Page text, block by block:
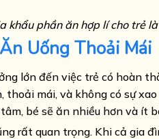
khẩu phần ăn hợp lí cho trẻ
Uống Thoải Mái
lớn đến việc trẻ có hoàn
thoải mái, và không có sự
bé sẽ ăn nhiều hơn và ít
rất quan trọng. Khi cả gia